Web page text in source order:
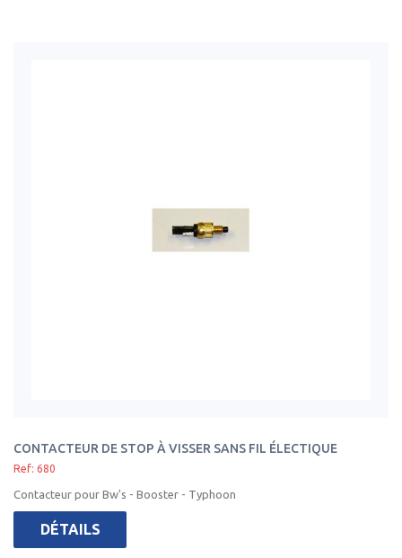
CONTACTEUR DE STOP À VISSER SANS FIL ÉLECTIQUE
Ref: 680
Contacteur pour Bw's - Booster - Typhoon
DÉTAILS